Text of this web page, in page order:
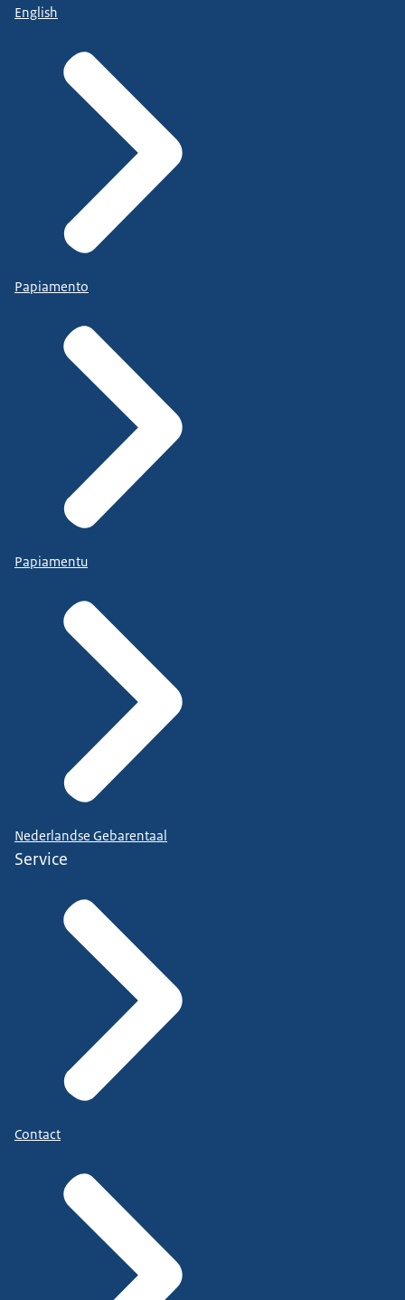
English
Papiamento
Papiamentu
Nederlandse Gebarentaal
Service
Contact